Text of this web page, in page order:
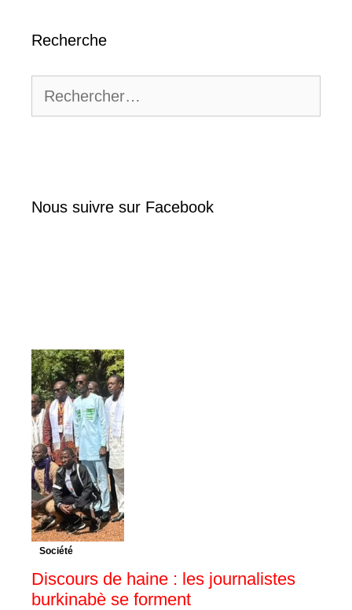
Recherche
Nous suivre sur Facebook
Société
Discours de haine : les journalistes
burkinabè se forment